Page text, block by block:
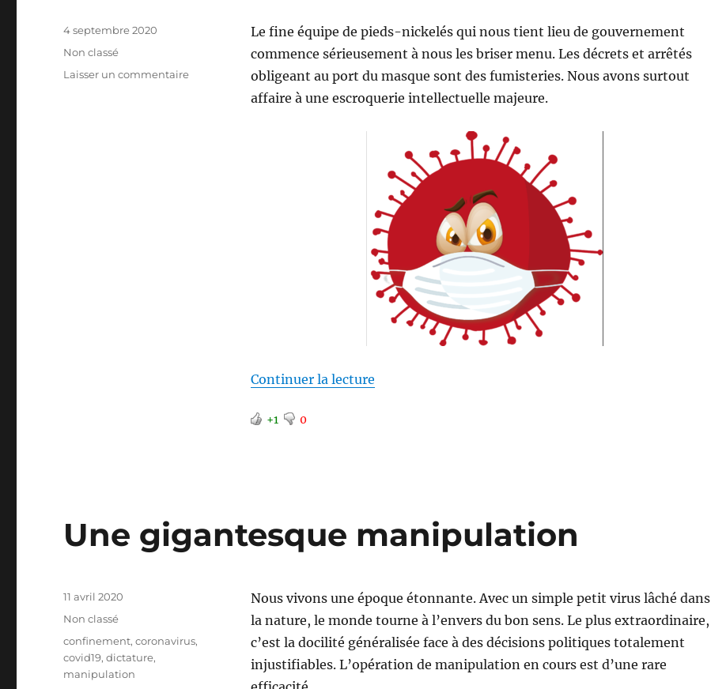
Le fine équipe de pieds-nickelés qui nous tient lieu de gouvernement
commence sérieusement à nous les briser menu. Les décrets et arrêtés
obligeant au port du masque sont des fumisteries. Nous avons surtout
affaire à une escroquerie intellectuelle majeure.
Continuer la lecturede « Ces masques nous pompent l’air »
+1 0
Publié
4 septembre 2020
Catégories
Non classé
Laisser un commentairesur
Une gigantesque manipulation
Nous vivons une époque étonnante. Avec un simple petit virus lâché dans
la nature, le monde tourne à l’envers du bon sens. Le plus extraordinaire,
c’est la docilité généralisée face à des décisions politiques totalement
injustifiables. L’opération de manipulation en cours est d’une rare
Publié
11 avril 2020
Catégories
Non classé
Étiquettes
confinement,coronavirus,
covid19,dictature,
manipulation